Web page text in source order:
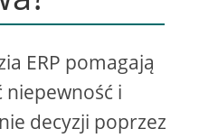
ERP pomagają
i
decyzji poprzez